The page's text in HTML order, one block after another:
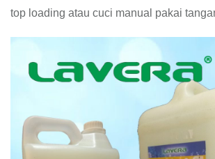
top loading atau cuci manual pakai